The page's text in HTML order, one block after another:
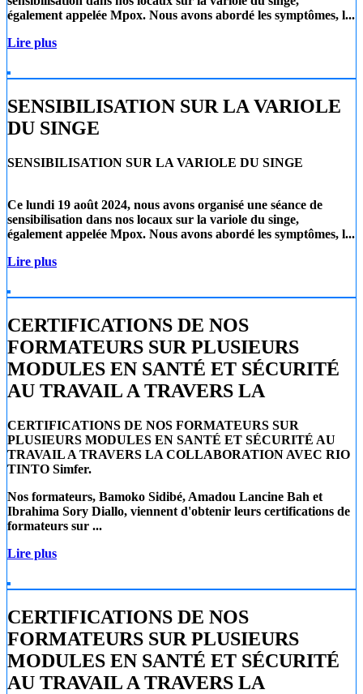
également appelée Mpox. Nous avons abordé les symptômes, l...
Lire plus
SENSIBILISATION SUR LA VARIOLE
DU SINGE
SENSIBILISATION SUR LA VARIOLE DU SINGE
Ce lundi 19 août 2024, nous avons organisé une séance de
sensibilisation dans nos locaux sur la variole du singe,
également appelée Mpox. Nous avons abordé les symptômes, l...
Lire plus
CERTIFICATIONS DE NOS
FORMATEURS SUR PLUSIEURS
MODULES EN SANTÉ ET SÉCURITÉ
AU TRAVAIL A TRAVERS LA
CERTIFICATIONS DE NOS FORMATEURS SUR
PLUSIEURS MODULES EN SANTÉ ET SÉCURITÉ AU
TRAVAIL A TRAVERS LA COLLABORATION AVEC RIO
TINTO Simfer.
Nos formateurs, Bamoko Sidibé, Amadou Lancine Bah et
Ibrahima Sory Diallo, viennent d'obtenir leurs certifications de
formateurs sur ...
Lire plus
CERTIFICATIONS DE NOS
FORMATEURS SUR PLUSIEURS
MODULES EN SANTÉ ET SÉCURITÉ
AU TRAVAIL A TRAVERS LA